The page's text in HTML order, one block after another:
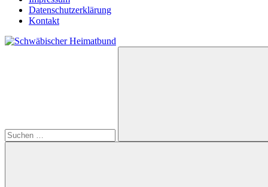
Datenschutzerklärung
Kontakt
Suchen